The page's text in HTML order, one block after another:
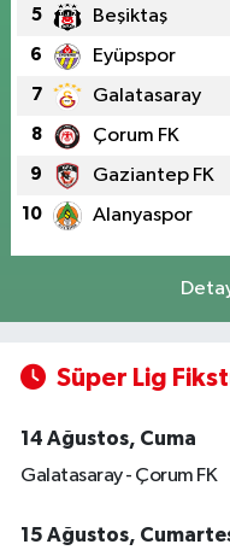
5 Beşiktaş
6 Eyüpspor
7 Galatasaray
8 Çorum FK
9 Gaziantep FK
10 Alanyaspor
Süper Lig
14 Ağustos, Cuma
Galatasaray - Çorum FK
15 Ağustos,